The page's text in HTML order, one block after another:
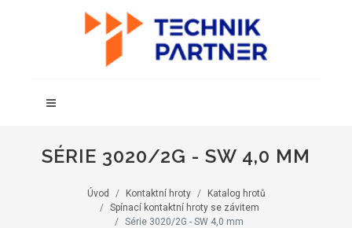
SÉRIE 3020/2G - SW 4,0 MM
Úvod Kontaktní hroty
Katalog hrotů
Spínací kontaktní hroty se závitem
Série 3020/2G - SW 4,0 mm